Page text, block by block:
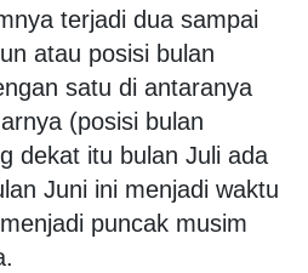
terjadi dua sampai
atau posisi bulan
satu di antaranya
(posisi bulan
dekat itu bulan Juli ada
Juni ini menjadi waktu
puncak musim